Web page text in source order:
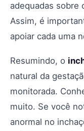
adequadas sobre
Assim, é
apoiar cada uma
Resumindo, o
natural da
monitorada.
muito. Se você
anormal no